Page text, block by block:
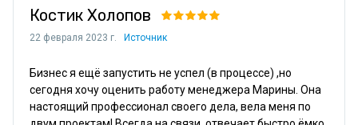
Костик Холопов
22 февраля 2023 г. Источник
Бизнес я ещё запустить не успел (в процессе) ,но
сегодня хочу оценить работу менеджера Марины. Она
настоящий профессионал своего дела, вела меня по